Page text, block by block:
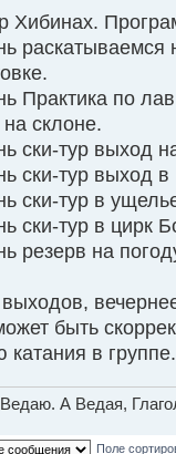
Хибинах.
раскатываемся
Практика по
склоне.
ски-тур выход
ски-тур выход
ски-тур в
ски-тур в цирк
резерв на
быть
катания в группе.
А Ведая,
Поле